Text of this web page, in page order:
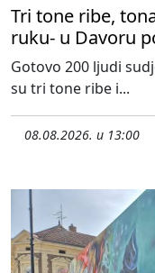
Tri tone ribe,
ruku- u Davoru
Gotovo 200 ljudi
su tri tone ribe i...
08.08.2026. u 13:00